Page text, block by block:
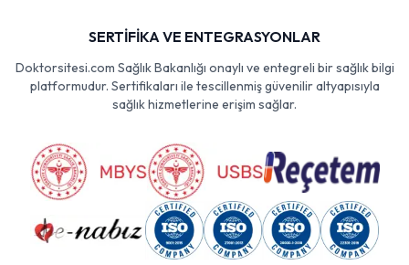
SERTİFİKA VE ENTEGRASYONLAR
Doktorsitesi.com Sağlık Bakanlığı onaylı ve entegreli bir sağlık bilgi
platformudur. Sertifikaları ile tescillenmiş güvenilir altyapısıyla
sağlık hizmetlerine erişim sağlar.